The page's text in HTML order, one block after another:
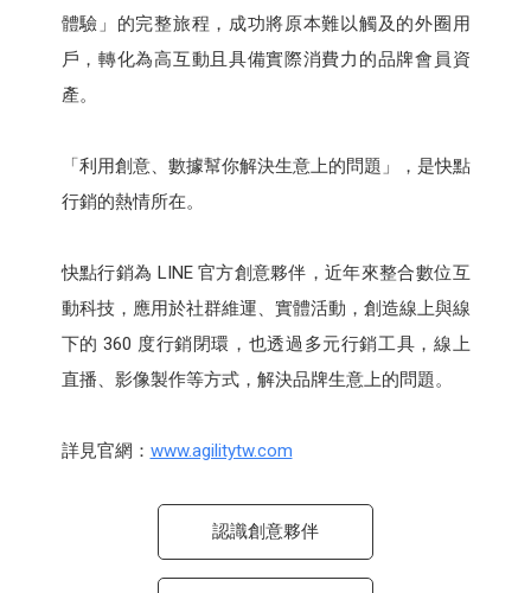
體驗」的完整旅程，成功將原本難以觸及的外圈用
戶，轉化為高互動且具備實際消費力的品牌會員資
產。​
「利用創意、數據幫你解決生意上的問題」，是快點
行銷的熱情所在。 ​
快點行銷為 LINE 官方創意夥伴，近年來整合數位互
動科技，應用於社群維運、實體活動，創造線上與線
下的 360 度行銷閉環，也透過多元行銷工具，線上
直播、影像製作等方式，解決品牌生意上的問題。 ​
詳見官網： www.agilitytw.com
認識創意夥伴